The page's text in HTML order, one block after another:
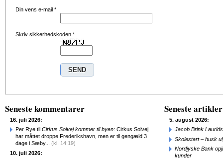
Din vens e-mail *
Skriv sikkerhedskoden *
Seneste kommentarer
16. juli 2026:
Per Rye til Cirkus Solvej kommer til byen: Cirkus Solvej
har måttet droppe Frederikshavn, men er til gengæld 3
dage i Sæby... (kl. 14:19)
10. juli 2026:
Seneste artikler
5. august 2026:
Jacob Brink
Skolestart – husk
Nordjyske Bank
kunder